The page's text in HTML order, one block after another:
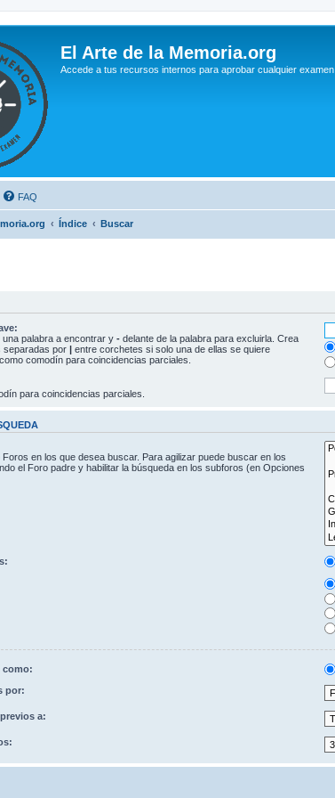
El Arte de la Memoria.org
Accede a tus recursos internos para aprobar cualquier examen
FAQ
Índice Buscar
una palabra a encontrar y - delante de la palabra para excluirla. Crea
separadas por | entre corchetes si solo una de ellas se quiere
como comodín para coincidencias parciales.
para coincidencias parciales.
en los que desea buscar. Para agilizar puede buscar en los
el Foro padre y habilitar la búsqueda en los subforos (en Opciones
como:
por:
a: